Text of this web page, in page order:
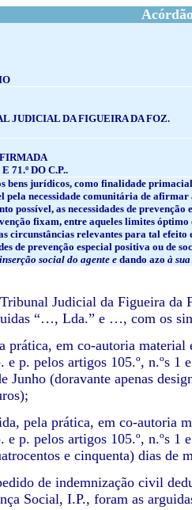
JUDICIAL DA FIGUEIRA DA FOZ.
71.º DO C.P..
bens jurídicos, como finalidade
pela necessidade comunitária de
possível, as necessidades de
fixam, entre aqueles limites
circunstâncias relevantes para tal
de prevenção especial positiva ou de
social do agente edando azo à
Judicial da Figueira da
“…, Lda.” e …, com os
em co-autoria material
e p. pelos artigos 105.º, n.ºs
Junho (doravante apenas
pela prática, em co-autoria
e p. pelos artigos 105.º, n.ºs
e cinquenta) dias de
de indemnização civil
Social, I.P., foram as